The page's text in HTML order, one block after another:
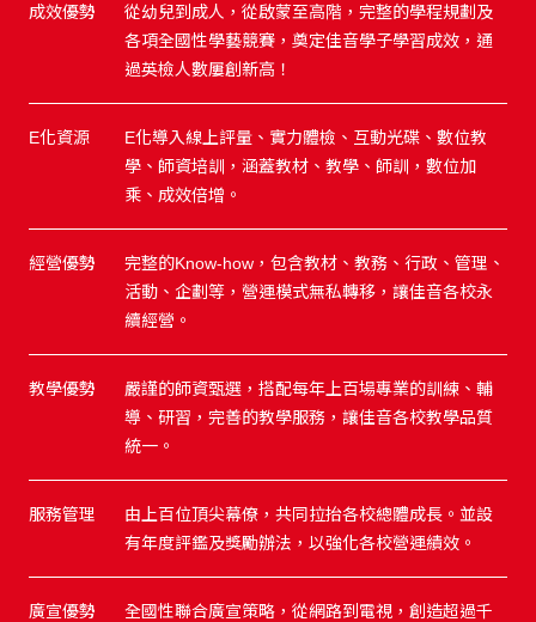
成效優勢
從幼兒到成人，從啟蒙至高階，完整的學程規劃及
各項全國性學藝競賽，奠定佳音學子學習成效，通
過英檢人數屢創新高！
E化資源
E化導入線上評量、實力體檢、互動光碟、數位教
學、師資培訓，涵蓋教材、教學、師訓，數位加
乘、成效倍增。
經營優勢
完整的Know-how，包含教材、教務、行政、管理、
活動、企劃等，營運模式無私轉移，讓佳音各校永
續經營。
教學優勢
嚴謹的師資甄選，搭配每年上百場專業的訓練、輔
導、研習，完善的教學服務，讓佳音各校教學品質
統一。
服務管理
由上百位頂尖幕僚，共同拉抬各校總體成長。並設
有年度評鑑及獎勵辦法，以強化各校營運績效。
廣宣優勢
全國性聯合廣宣策略，從網路到電視，創造超過千